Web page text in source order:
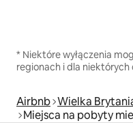
* Niektóre wyłączenia
regionach i dla niektórych
Airbnb Wielka
Miejsca na pobyty